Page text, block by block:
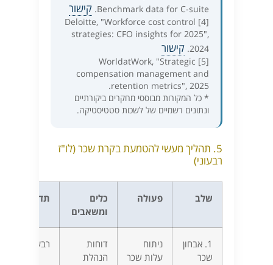
Benchmark data for C-suite. קישור
[4] Deloitte, "Workforce cost control
strategies: CFO insights for 2025",
2024. קישור
[5] WorldatWork, "Strategic
compensation management and
retention metrics", 2025.
* כל המקורות מבוססי מחקרים ביקורתיים
ונתונים רשמיים של לשכות סטטיסטיקה.
5. תהליך מעשי להטמעת בקרת שכר (לו"ז
רבעוני)
שלב פעולה
כלים
ומשאבים
תדירות
1. אבחון
שכר
ניתוח
עלות שכר
דוחות
הנהלת
רבעוני